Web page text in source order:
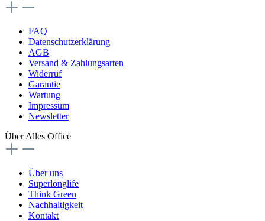
FAQ
Datenschutzerklärung
AGB
Versand & Zahlungsarten
Widerruf
Garantie
Wartung
Impressum
Newsletter
Über Alles Office
Über uns
Superlonglife
Think Green
Nachhaltigkeit
Kontakt